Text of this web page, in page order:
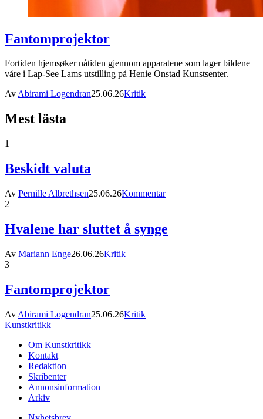
Fantomprojektor
Fortiden hjemsøker nåtiden gjennom apparatene som lager bildene
våre i Lap-See Lams utstilling på Henie Onstad Kunstsenter.
AvAbirami Logendran25.06.26Kritik
Mest lästa
1
Beskidt valuta
Av Pernille Albrethsen25.06.26Kommentar
2
Hvalene har sluttet å synge
Av Mariann Enge26.06.26Kritik
3
Fantomprojektor
Av Abirami Logendran25.06.26Kritik
Kunstkritikk
Om Kunstkritikk
Kontakt
Redaktion
Skribenter
Annonsinformation
Arkiv